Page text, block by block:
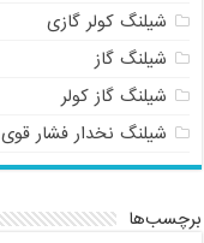
شیلنگ کولر گازی
شیلنگ گاز
شیلنگ گاز کولر
شیلنگ نخدار فشار قوی
برچسب‌ها